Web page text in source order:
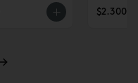
$2.300